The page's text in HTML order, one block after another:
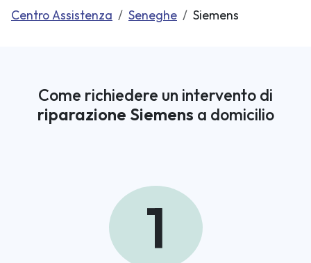
Centro Assistenza Seneghe Siemens
Come richiedere un intervento di
riparazione Siemens a domicilio
1